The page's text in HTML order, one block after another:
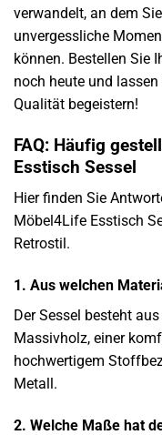
verwandelt, an dem
unvergessliche
können. Bestellen Sie
noch heute und
Qualität begeistern!
FAQ: Häufig
Esstisch Sessel
Hier finden Sie
Möbel4Life Esstisch
Retrostil.
1. Aus welchen
Der Sessel besteht
Massivholz, einer
hochwertigem
Metall.
2. Welche Maße hat